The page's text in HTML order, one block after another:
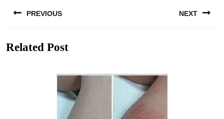
PREVIOUS
post:
NEXT
Related Post